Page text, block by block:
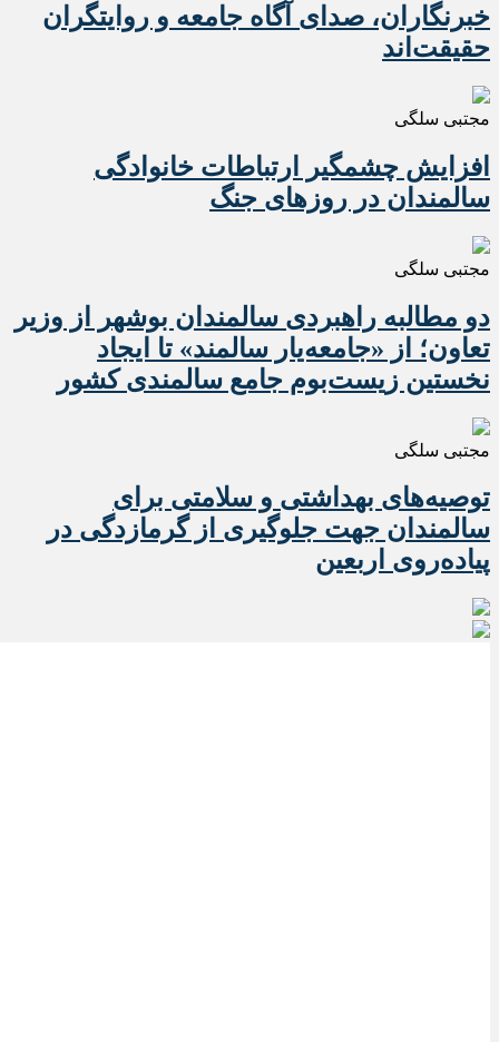
خبرنگاران، صدای آگاه جامعه و روایتگران
حقیقت‌اند
مجتبی سلگی
افزایش چشمگیر ارتباطات خانوادگی
سالمندان در روزهای جنگ
مجتبی سلگی
دو مطالبه راهبردی سالمندان بوشهر از وزیر
تعاون؛ از «جامعه‌یار سالمند» تا ایجاد
نخستین زیست‌بوم جامع سالمندی کشور
مجتبی سلگی
️توصیه‌های بهداشتی و سلامتی برای
سالمندان جهت جلوگیری از گرمازدگی در
پیاده‌روی اربعین